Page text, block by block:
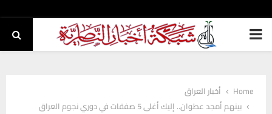
PRIMARY
Home
أخبار العراق
بينهم أمجد عطوان.. إليك أغلى 5 صفقات في دوري نجوم العراق